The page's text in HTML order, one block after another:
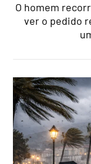
O homem
ver o pedido